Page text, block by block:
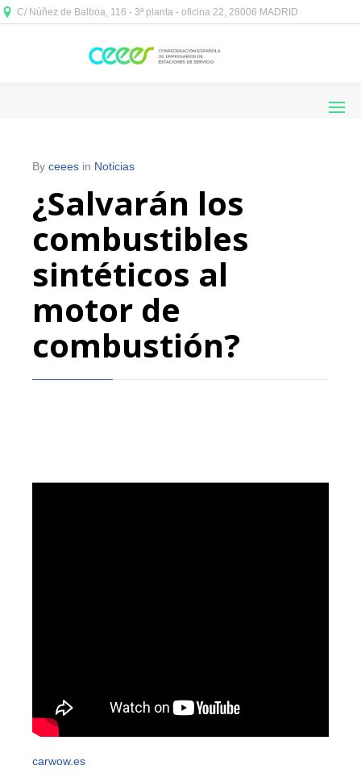
C/ Núñez de Balboa, 116 - 3ª planta - oficina 22, 28006 MADRID
By ceees in Noticias
¿Salvarán los
combustibles
sintéticos al
motor de
combustión?
carwow.es